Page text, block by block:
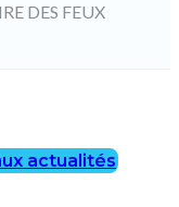
DES FEUX
actualités